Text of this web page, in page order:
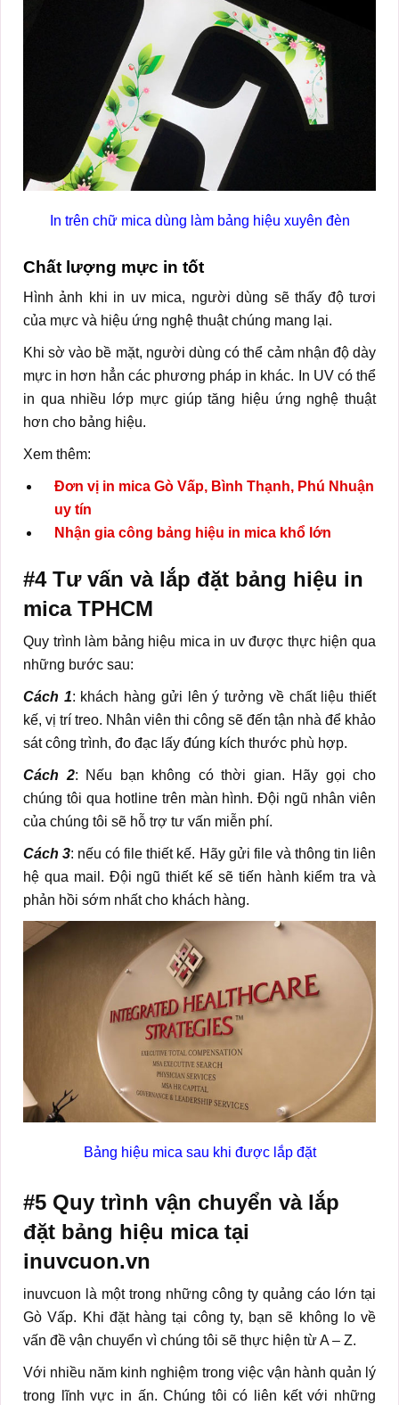
In trên chữ mica dùng làm bảng hiệu xuyên đèn
Chất lượng mực in tốt
Hình ảnh khi in uv mica, người dùng sẽ thấy độ tươi
của mực và hiệu ứng nghệ thuật chúng mang lại.
Khi sờ vào bề mặt, người dùng có thể cảm nhận độ dày
mực in hơn hẳn các phương pháp in khác. In UV có thể
in qua nhiều lớp mực giúp tăng hiệu ứng nghệ thuật
hơn cho bảng hiệu.
Xem thêm:
Đơn vị in mica Gò Vấp, Bình Thạnh, Phú Nhuận
uy tín
Nhận gia công bảng hiệu in mica khổ lớn
#4 Tư vấn và lắp đặt bảng hiệu in
mica TPHCM
Quy trình làm bảng hiệu mica in uv được thực hiện qua
những bước sau:
Cách 1: khách hàng gửi lên ý tưởng về chất liệu thiết
kế, vị trí treo. Nhân viên thi công sẽ đến tận nhà để khảo
sát công trình, đo đạc lấy đúng kích thước phù hợp.
Cách 2: Nếu bạn không có thời gian. Hãy gọi cho
chúng tôi qua hotline trên màn hình. Đội ngũ nhân viên
của chúng tôi sẽ hỗ trợ tư vấn miễn phí.
Cách 3: nếu có file thiết kế. Hãy gửi file và thông tin liên
hệ qua mail. Đội ngũ thiết kế sẽ tiến hành kiểm tra và
phản hồi sớm nhất cho khách hàng.
Bảng hiệu mica sau khi được lắp đặt
#5 Quy trình vận chuyển và lắp
đặt bảng hiệu mica tại
inuvcuon.vn
inuvcuon là một trong những công ty quảng cáo lớn tại
Gò Vấp. Khi đặt hàng tại công ty, bạn sẽ không lo về
vấn đề vận chuyển vì chúng tôi sẽ thực hiện từ A – Z.
Với nhiều năm kinh nghiệm trong việc vận hành quản lý
trong lĩnh vực in ấn. Chúng tôi có liên kết với những